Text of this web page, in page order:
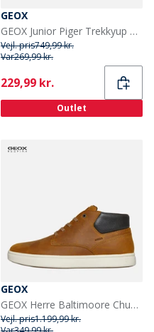
GEOX
GEOX Junior Piger Trekkyup Dobbelt Rem Pelsforet Støvler Marineblå/Lilla
Vejl. pris749,99 kr.
Var269,99 kr.
Current
229,99 kr.
Outlet
GEOX
GEOX Herre Baltimoore Chukka Støvler Ochre
Vejl. pris1.199,99 kr.